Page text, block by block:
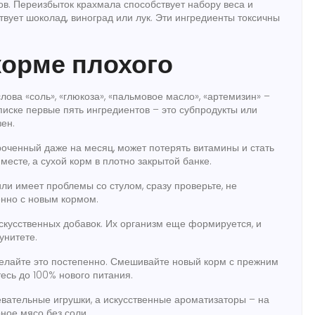
. Переизбыток крахмала способствует набору веса и
шоколад, виноград или лук. Эти ингредиенты токсичны
плохого
«соль», «глюкоза», «пальмовое масло», «артемизин» –
первые пять ингредиентов – это субпродукты или
даже на месяц, может потерять витамины и стать
а сухой корм в плотно закрытой банке.
имеет проблемы со стулом, сразу проверьте, не
с новым кормом.
добавок. Их организм еще формируется, и
это постепенно. Смешивайте новый корм с прежним
до 100% нового питания.
игрушки, а искусственные ароматизаторы – на